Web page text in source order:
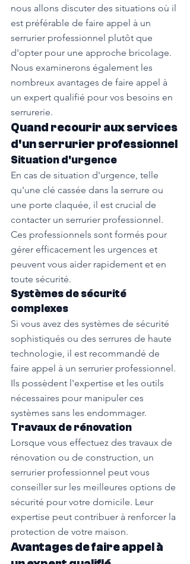
nous allons discuter des situations où il
est préférable de faire appel à un
serrurier professionnel plutôt que
d'opter pour une approche bricolage.
Nous examinerons également les
nombreux avantages de faire appel à
un expert qualifié pour vos besoins en
serrurerie.
Quand recourir aux services
d'un serrurier professionnel
Situation d'urgence
En cas de situation d'urgence, telle
qu'une clé cassée dans la serrure ou
une porte claquée, il est crucial de
contacter un serrurier professionnel.
Ces professionnels sont formés pour
gérer efficacement les urgences et
peuvent vous aider rapidement et en
toute sécurité.
Systèmes de sécurité
complexes
Si vous avez des systèmes de sécurité
sophistiqués ou des serrures de haute
technologie, il est recommandé de
faire appel à un serrurier professionnel.
Ils possèdent l'expertise et les outils
nécessaires pour manipuler ces
systèmes sans les endommager.
Travaux de rénovation
Lorsque vous effectuez des travaux de
rénovation ou de construction, un
serrurier professionnel peut vous
conseiller sur les meilleures options de
sécurité pour votre domicile. Leur
expertise peut contribuer à renforcer la
protection de votre maison.
Avantages de faire appel à